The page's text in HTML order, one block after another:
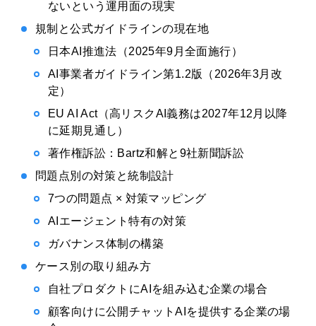
ないという運用面の現実
規制と公式ガイドラインの現在地
日本AI推進法（2025年9月全面施行）
AI事業者ガイドライン第1.2版（2026年3月改
定）
EU AI Act（高リスクAI義務は2027年12月以降
に延期見通し）
著作権訴訟：Bartz和解と9社新聞訴訟
問題点別の対策と統制設計
7つの問題点 × 対策マッピング
AIエージェント特有の対策
ガバナンス体制の構築
ケース別の取り組み方
自社プロダクトにAIを組み込む企業の場合
顧客向けに公開チャットAIを提供する企業の場